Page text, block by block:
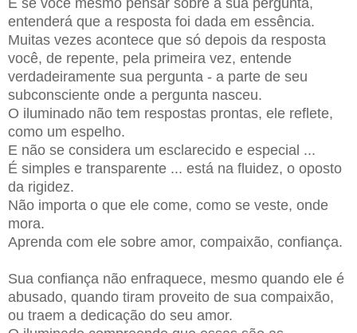
entenderá que a resposta foi dada em essência.
Muitas vezes acontece que só depois da resposta
você, de repente, pela primeira vez, entende
verdadeiramente sua pergunta - a parte de seu
subconsciente onde a pergunta nasceu.
O iluminado não tem respostas prontas, ele reflete,
como um espelho.
E não se considera um esclarecido e especial ...
É simples e transparente ... está na fluidez, o oposto
da rigidez.
Não importa o que ele come, como se veste, onde
mora.
Aprenda com ele sobre amor, compaixão, confiança.
Sua confiança não enfraquece, mesmo quando ele é
abusado, quando tiram proveito de sua compaixão,
ou traem a dedicação do seu amor.